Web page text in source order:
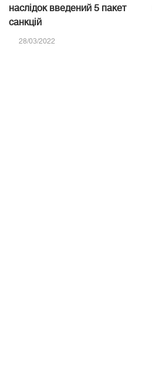
наслідок введений 5 пакет
санкцій
28/03/2022